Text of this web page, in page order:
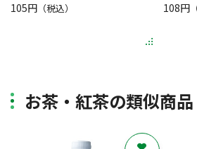
105円 （税込） 108円
お茶・紅茶の類似商品